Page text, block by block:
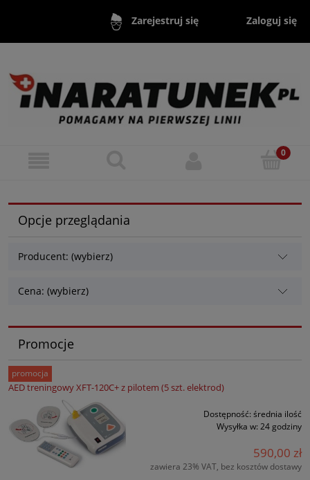
Zarejestruj się Zaloguj się
Opcje przeglądania
Producent: (wybierz)
Cena: (wybierz)
Promocje
AED treningowy XFT-120C+ z pilotem (5 szt. elektrod)
Dostępność: średnia ilość
Wysyłka w: 24 godziny
590,00 zł
zawiera 23% VAT, bez kosztów dostawy
promocja